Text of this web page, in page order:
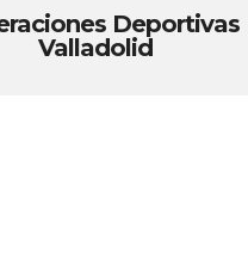
Deportivas
Valladolid